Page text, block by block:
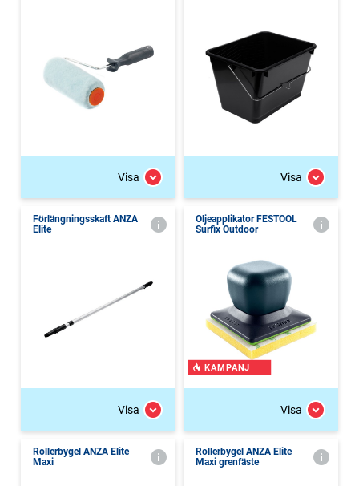
Visa Visa
Förlängningsskaft ANZA
Elite
Visa
Oljeapplikator FESTOOL
Surfix Outdoor
KAMPANJ
Visa
Rollerbygel ANZA Elite
Maxi
Rollerbygel ANZA Elite
Maxi grenfäste